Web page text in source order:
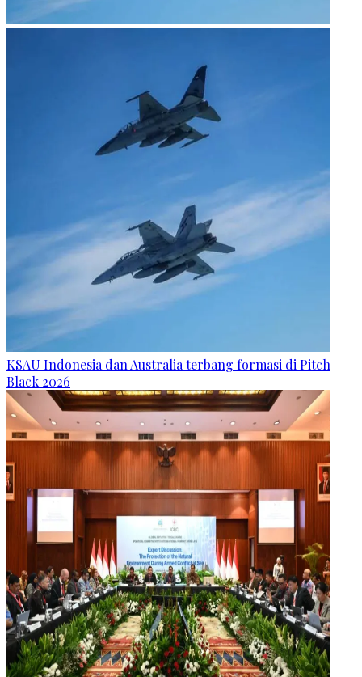
KSAU Indonesia dan Australia terbang formasi di Pitch
Black 2026